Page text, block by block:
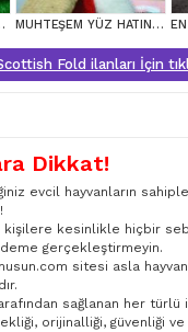
FOLD MUHTEŞEM YÜZ HATINA SAHİP SİLVER SCOTTİSH FOLD
Fold ilanları İçin
Dikkat!
evcil hayvanların
kişilere kesinlikle hiçbir
gerçekleştirmeyin.
sitesi asla hayvan
sağlanan her
orijinalliği, güvenliği